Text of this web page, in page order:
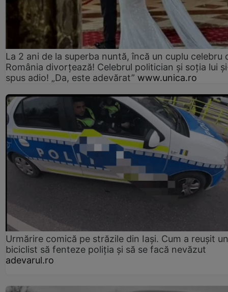
La 2 ani de la superba nuntă, încă un cuplu celebru
România divorțează! Celebrul politician și soția lui
spus adio! „Da, este adevărat” www.unica.ro
Urmărire comică pe străzile din Iași. Cum a reușit un
biciclist să fenteze poliția și să se facă nevăzut
adevarul.ro